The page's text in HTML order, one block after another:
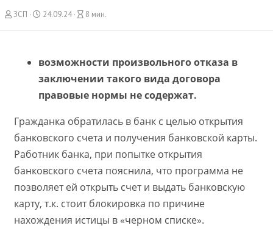
А
ЗСП
Д
о
з
а
и
я
24.09.24
В
ч
т
н
я
8 мин.
возможности произвольного отказа в
заключении такого вида договора
правовые нормы не содержат.
Гражданка обратилась в банк с целью открытия
банковского счета и получения банковской карты.
Работник банка, при попытке открытия
банковского счета пояснила, что программа не
позволяет ей открыть счет и выдать банковскую
карту, т.к. стоит блокировка по причине
нахождения истицы в «черном списке».